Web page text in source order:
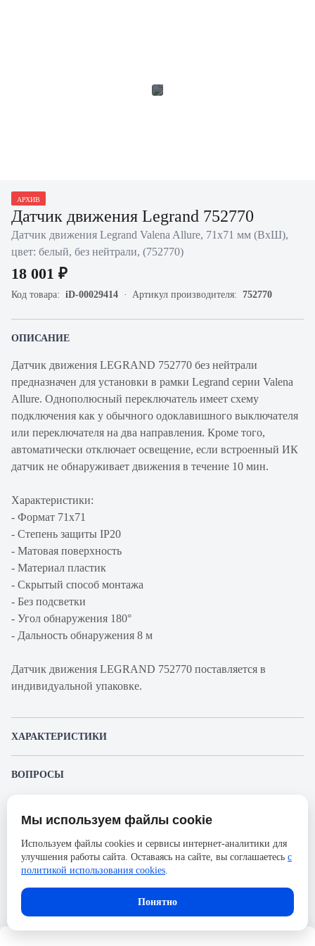
АРХИВ
Датчик движения Legrand 752770
Датчик движения Legrand Valena Allure, 71х71 мм (ВхШ),
цвет: белый, без нейтрали, (752770)
18 001 ₽
Код товара: iD-00029414 Артикул производителя: 752770
ОПИСАНИЕ
Датчик движения LEGRAND 752770 без нейтрали
предназначен для установки в рамки Legrand серии Valena
Allure. Однополюсный переключатель имеет схему
подключения как у обычного одоклавишного выключателя
или переключателя на два направления. Кроме того,
автоматически отключает освещение, если встроенный ИК
датчик не обнаруживает движения в течение 10 мин.
Характеристики:
- Формат 71х71
- Степень защиты IP20
- Матовая поверхность
- Материал пластик
- Скрытый способ монтажа
- Без подсветки
- Угол обнаружения 180°
- Дальность обнаружения 8 м
Датчик движения LEGRAND 752770 поставляется в
индивидуальной упаковке.
ХАРАКТЕРИСТИКИ
Звук
Нет
Ширина, мм
ВОПРОСЫ
Пожалуйста, авторизуйтесь, чтобы иметь
возможность оставлять вопросы.
Представленные изображения и характеристики могут отличаться от реального
без предварительного уведомления. Компания АйДистрибьют не несёт
ответственности в случае не соответствия текущей модели товаров фотографиям,
размещённым в карточке товара.
Мы используем файлы cookie
Используем файлы cookies и сервисы интернет-аналитики для
улучшения работы сайта. Оставаясь на сайте, вы соглашаетесь с
политикой использования cookies.
Понятно